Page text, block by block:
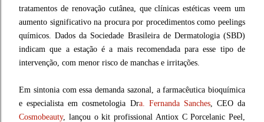
tratamentos de renovação cutânea, que clínicas estéticas veem um
aumento significativo na procura por procedimentos como peelings
químicos. Dados da Sociedade Brasileira de Dermatologia (SBD)
indicam que a estação é a mais recomendada para esse tipo de
intervenção, com menor risco de manchas e irritações.
Em sintonia com essa demanda sazonal, a farmacêutica bioquímica
e especialista em cosmetologia Dra. Fernanda Sanches, CEO da
Cosmobeauty, lançou o kit profissional Antiox C Porcelanic Peel,